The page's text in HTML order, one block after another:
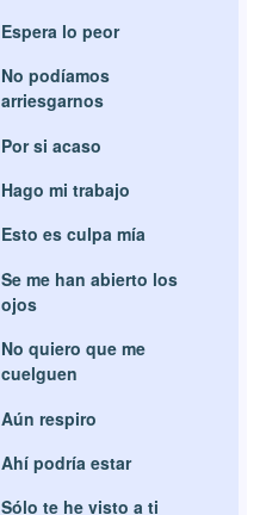
Espera lo peor
No podíamos
arriesgarnos
Por si acaso
Hago mi trabajo
Esto es culpa mía
Se me han abierto los
ojos
No quiero que me
cuelguen
Aún respiro
Ahí podría estar
Sólo te he visto a ti